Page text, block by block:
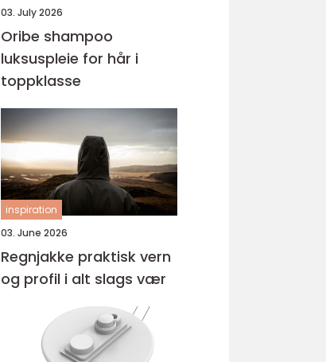
03. July 2026
Oribe shampoo
luksuspleie for hår i
toppklasse
inspiration
03. June 2026
Regnjakke praktisk vern
og profil i alt slags vær